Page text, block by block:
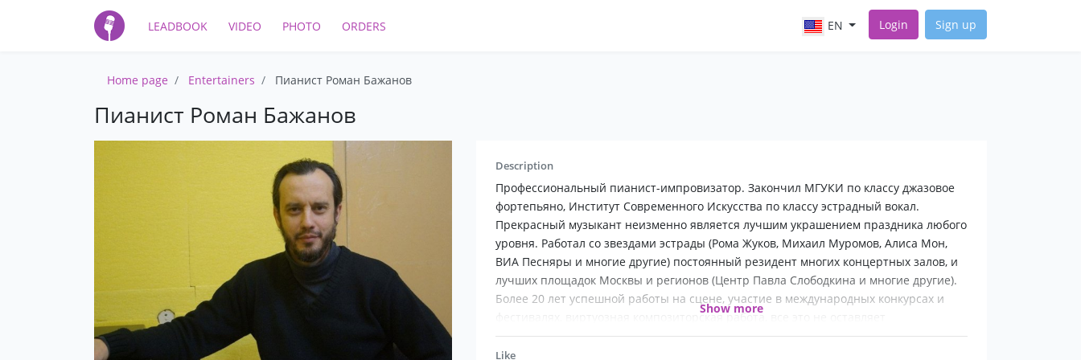
LEADBOOK VIDEO PHOTO ORDERS EN Login Sign up
Home page Entertainers Пианист Роман Бажанов
Пианист Роман Бажанов
Description
Профессиональный пианист-импровизатор. Закончил МГУКИ по классу джазовое
фортепьяно, Институт Современного Искусства по классу эстрадный вокал.
Прекрасный музыкант неизменно является лучшим украшением праздника любого
уровня. Работал со звездами эстрады (Рома Жуков, Михаил Муромов, Алиса Мон,
ВИА Песняры и многие другие) постоянный резидент многих концертных залов, и
лучших площадок Москвы и регионов (Центр Павла Слободкина и многие другие).
Более 20 лет успешной работы на сцене, участие в международных конкурсах и
фестивалях, виртуозная композиторская работа, все это не оставляет
равнодушными и приводит в восторг даже самых сдержанных слушателей! Яркая
индивидуальность и тонкий музыкальный вкус производят потрясающее и надолго
Show more
Like